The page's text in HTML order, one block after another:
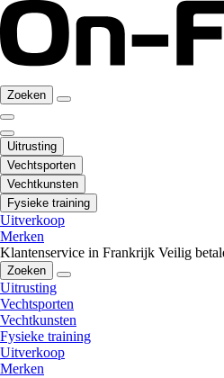
Zoeken
Uitrusting
Vechtsporten
Vechtkunsten
Fysieke training
Uitverkoop
Merken
Klantenservice in Frankrijk Veilig
Zoeken
Uitrusting
Vechtsporten
Vechtkunsten
Fysieke training
Uitverkoop
Merken